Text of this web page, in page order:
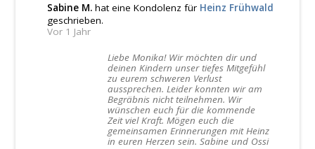
Sabine M. hat eine Kondolenz für Heinz Frühwald
geschrieben.
Vor 1 Jahr
Liebe Monika! Wir möchten dir und
deinen Kindern unser tiefes Mitgefühl
zu eurem schweren Verlust
aussprechen. Leider konnten wir am
Begräbnis nicht teilnehmen. Wir
wünschen euch für die kommende
Zeit viel Kraft. Mögen euch die
gemeinsamen Erinnerungen mit Heinz
in euren Herzen sein. Sabine und Ossi